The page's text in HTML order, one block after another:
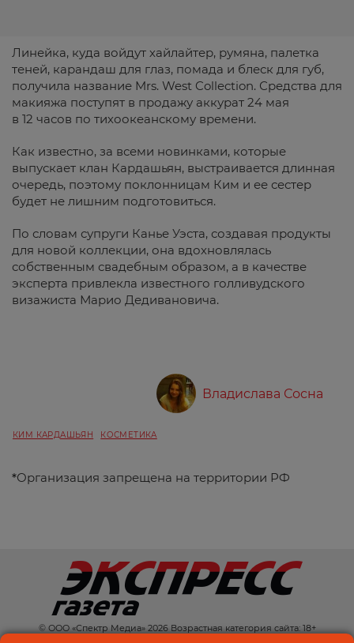
Линейка, куда войдут хайлайтер, румяна, палетка
теней, карандаш для глаз, помада и блеск для губ,
получила название Mrs. West Collection. Средства для
макияжа поступят в продажу аккурат 24 мая
в 12 часов по тихоокеанскому времени.
Как известно, за всеми новинками, которые
выпускает клан Кардашьян, выстраивается длинная
очередь, поэтому поклонницам Ким и ее сестер
будет не лишним подготовиться.
По словам супруги Канье Уэста, создавая продукты
для новой коллекции, она вдохновлялась
собственным свадебным образом, а в качестве
эксперта привлекла известного голливудского
визажиста Марио Дедивановича.
Владислава Сосна
КИМ КАРДАШЬЯН КОСМЕТИКА
*Организация запрещена на территории РФ
© ООО «Спектр Медиа» 2026 Возрастная категория сайта: 18+